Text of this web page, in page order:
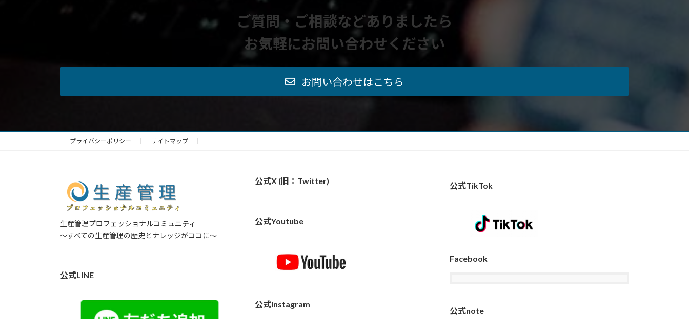
ご質問・ご相談などありましたら
お気軽にお問い合わせください
お問い合わせはこちら
プライバシーポリシー サイトマップ
生産管理プロフェッショナルコミュニティ
～すべての生産管理の歴史とナレッジがココに～
公式LINE
公式X (旧：Twitter)
公式Youtube
公式Instagram
公式TikTok
Facebook
公式note